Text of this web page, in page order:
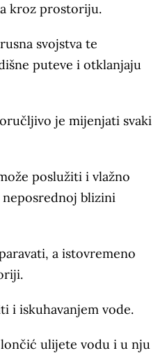
kroz prostoriju.
svojstva te
puteve i otklanjaju
je mijenjati svaki
poslužiti i vlažno
blizini
a istovremeno
i iskuhavanjem vode.
ulijete vodu i u nju